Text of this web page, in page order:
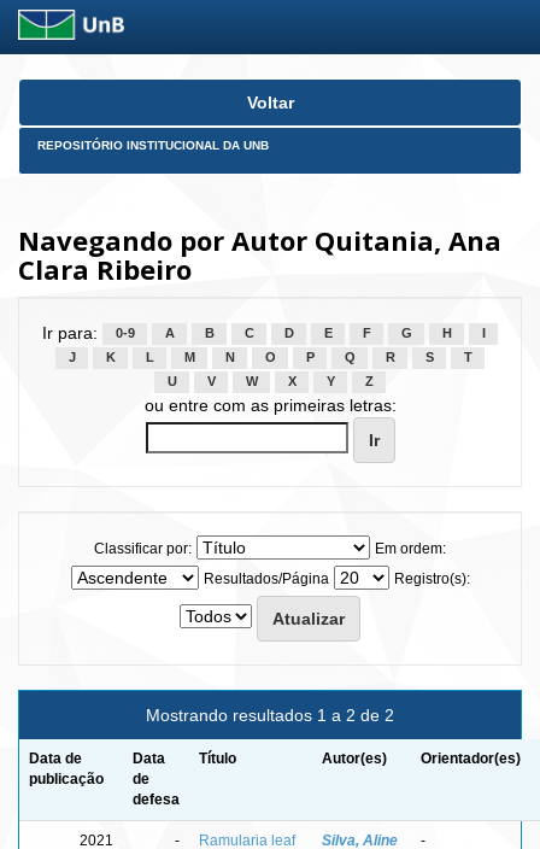
Skip
Voltar
REPOSITÓRIO INSTITUCIONAL DA UNB
Navegando por Autor Quitania, Ana
Clara Ribeiro
Ir para: 0-9 A B C D E F G H
J
K L M N O P Q R S
T
U
V W X Y Z
ou entre com as primeiras letras:
Classificar por:
Em ordem:
Resultados/Página
Registro(s):
Mostrando resultados 1 a 2 de 2
Data de
publicação
Data
de
defesa
Título Autor(es) Orientador(es)
2021 -
Ramularia leaf
Silva, Aline
-